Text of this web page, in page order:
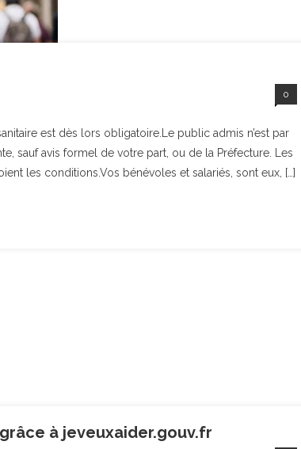
0
est dès lors obligatoire.Le public admis n’est par
sauf avis formel de votre part, ou de la Préfecture. Les
les conditions.Vos bénévoles et salariés, sont eux, […]
à jeveuxaider.gouv.fr